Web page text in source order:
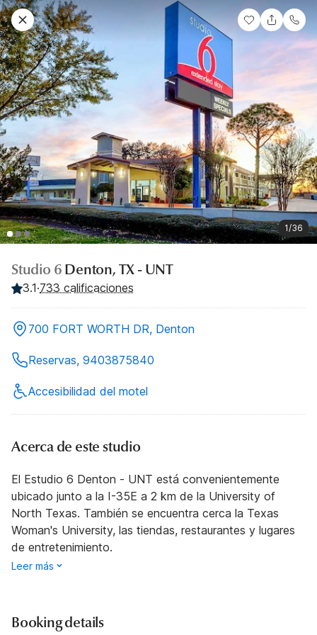
1/36
Studio 6 Denton, TX - UNT
3.1·733 calificaciones
700 FORT WORTH DR, Denton
Reservas, 9403875840
Accesibilidad del motel
Acerca de este studio
El Estudio 6 Denton - UNT está convenientemente
ubicado junto a la I-35E a 2 km de la University of
North Texas. También se encuentra cerca la Texas
Woman's University, las tiendas, restaurantes y lugares
de entretenimiento.
Leer más
Booking details